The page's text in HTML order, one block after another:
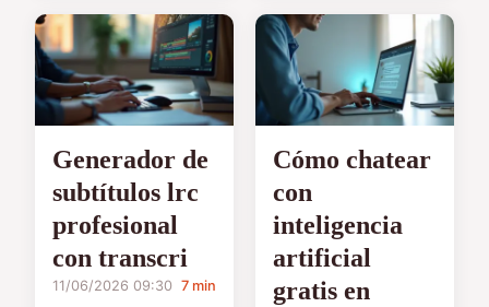
Generador de
subtítulos lrc
profesional
con transcri
11/06/2026 09:30 7 min
Cómo chatear
con
inteligencia
artificial
gratis en